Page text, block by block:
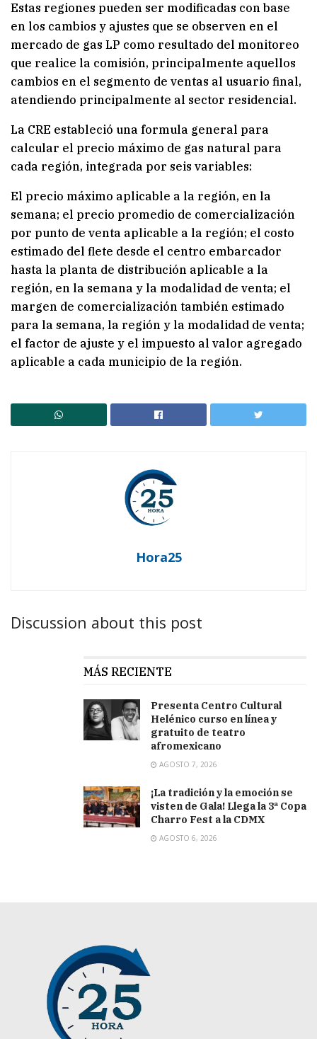
Estas regiones pueden ser modificadas con base
en los cambios y ajustes que se observen en el
mercado de gas LP como resultado del monitoreo
que realice la comisión, principalmente aquellos
cambios en el segmento de ventas al usuario final,
atendiendo principalmente al sector residencial.
La CRE estableció una formula general para
calcular el precio máximo de gas natural para
cada región, integrada por seis variables:
El precio máximo aplicable a la región, en la
semana; el precio promedio de comercialización
por punto de venta aplicable a la región; el costo
estimado del flete desde el centro embarcador
hasta la planta de distribución aplicable a la
región, en la semana y la modalidad de venta; el
margen de comercialización también estimado
para la semana, la región y la modalidad de venta;
el factor de ajuste y el impuesto al valor agregado
aplicable a cada municipio de la región.
Hora25
Discussion about this post
MÁS RECIENTE
Presenta Centro Cultural
Helénico curso en línea y
gratuito de teatro
afromexicano
AGOSTO 7, 2026
¡La tradición y la emoción se
visten de Gala! Llega la 3ª Copa
Charro Fest a la CDMX
AGOSTO 6, 2026